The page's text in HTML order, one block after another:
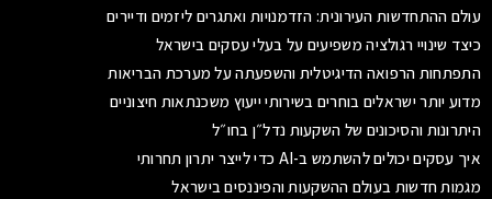
עולם ההתחדשות העירונית: הזדמנויות ואתגרים ליזמים ודיירים
כיצד שינויי רגולציה משפיעים על בעלי עסקים בישראל
התפתחות הרפואה הדיגיטלית והשפעתה על מערכת הבריאות
מדוע יותר ישראלים בוחרים בשירותי ייעוץ משכנתאות חיצוניים
היתרונות והסיכונים של השקעות נדל״ן בחו״ל
איך עסקים יכולים להשתמש ב-AI כדי לייצר יתרון תחרותי
מגמות חדשות בעולם ההשקעות והפיננסים בישראל